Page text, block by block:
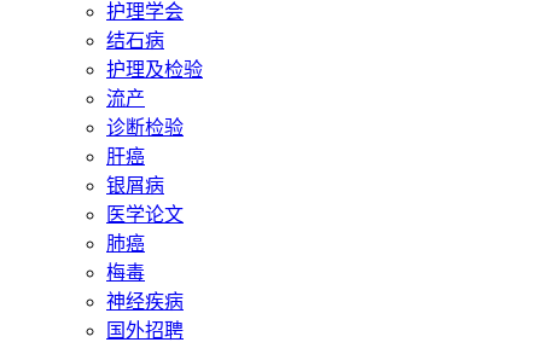
护理学会
结石病
护理及检验
流产
诊断检验
肝癌
银屑病
医学论文
肺癌
梅毒
神经疾病
国外招聘